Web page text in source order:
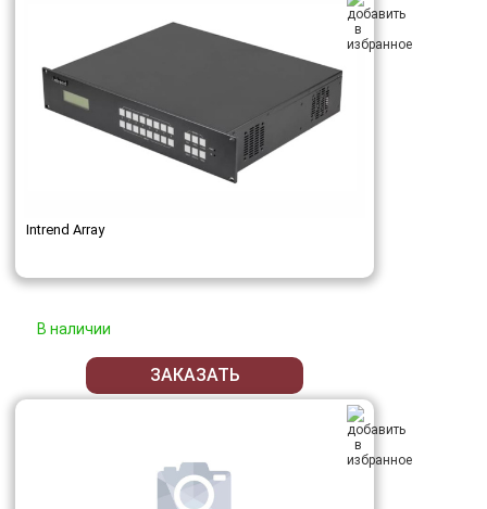
Intrend Array
В наличии
ЗАКАЗАТЬ